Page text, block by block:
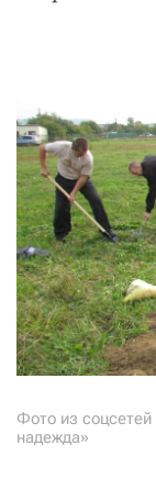
Фото из
надежда»